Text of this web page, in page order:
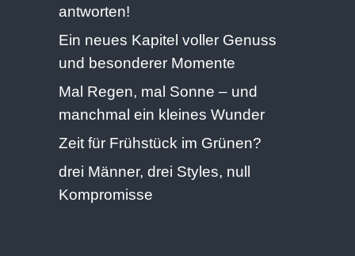
antworten!
Ein neues Kapitel voller Genuss
und besonderer Momente
Mal Regen, mal Sonne – und
manchmal ein kleines Wunder
Zeit für Frühstück im Grünen?
drei Männer, drei Styles, null
Kompromisse